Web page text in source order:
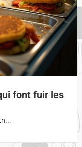
font fuir les